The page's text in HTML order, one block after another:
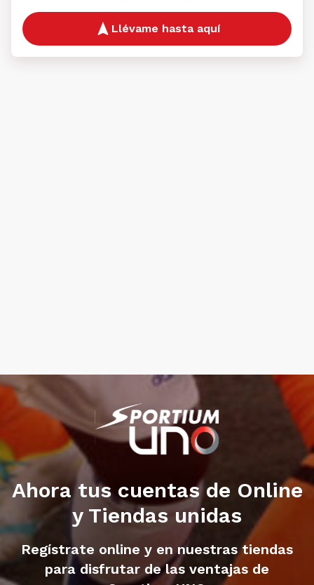
Llévame hasta aquí
Ahora tus cuentas de Online
y Tiendas unidas
Regístrate online y en nuestras tiendas
para disfrutar de las ventajas de